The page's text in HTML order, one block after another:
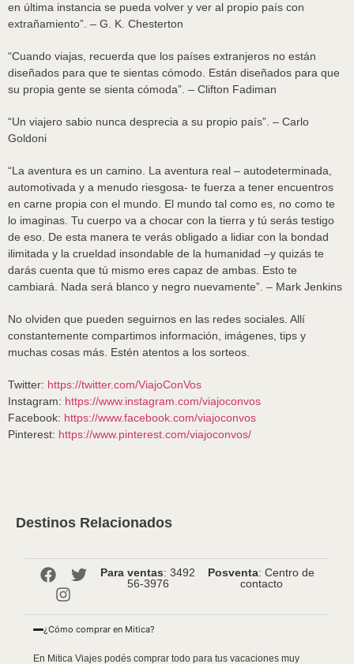
en última instancia se pueda volver y ver al propio país con
extrañamiento”. – G. K. Chesterton
“Cuando viajas, recuerda que los países extranjeros no están
diseñados para que te sientas cómodo. Están diseñados para que
su propia gente se sienta cómoda”. – Clifton Fadiman
“Un viajero sabio nunca desprecia a su propio país”. – Carlo
Goldoni
“La aventura es un camino. La aventura real – autodeterminada,
automotivada y a menudo riesgosa- te fuerza a tener encuentros
en carne propia con el mundo. El mundo tal como es, no como te
lo imaginas. Tu cuerpo va a chocar con la tierra y tú serás testigo
de eso. De esta manera te verás obligado a lidiar con la bondad
ilimitada y la crueldad insondable de la humanidad –y quizás te
darás cuenta que tú mismo eres capaz de ambas. Esto te
cambiará. Nada será blanco y negro nuevamente”. – Mark Jenkins
No olviden que pueden seguirnos en las redes sociales. Allí
constantemente compartimos información, imágenes, tips y
muchas cosas más. Estén atentos a los sorteos.
Twitter: https://twitter.com/ViajoConVos
Instagram: https://www.instagram.com/viajoconvos
Facebook: https://www.facebook.com/viajoconvos
Pinterest: https://www.pinterest.com/viajoconvos/
Destinos Relacionados
Para ventas: 3492
56-3976
Posventa: Centro de
contacto
¿Cómo comprar en Mitica?
En Mitica Viajes podés comprar todo para tus vacaciones muy